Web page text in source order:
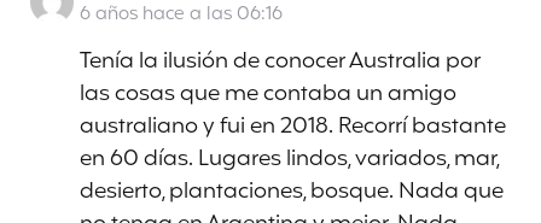
6 años hace a las 06:16
Tenía la ilusión de conocer Australia por
las cosas que me contaba un amigo
australiano y fui en 2018. Recorrí bastante
en 60 días. Lugares lindos, variados, mar,
desierto, plantaciones, bosque. Nada que